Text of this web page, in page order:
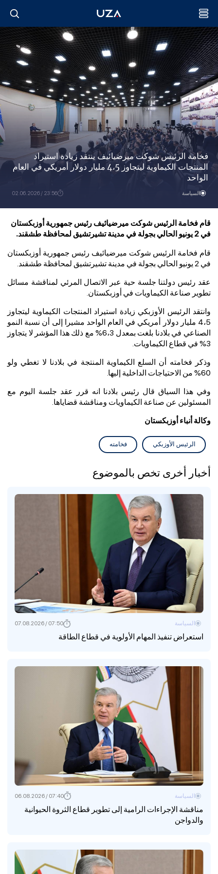
فخامة الرئيس شوكت ميرضيائيف ينتقد زيادة استيراد
المنتجات الكيماوية ليتجاوز 4،5 مليار دولار أمريكي في العام
الواحد
السياسة 23:56 / 02.06.2026
قام فخامة الرئيس شوكت ميرضيائيف رئيس جمهورية أوزبكستان
في 2 يونيو الحالي بجولة في مدينة تشيرتشيق لمحافظة طشقند.
قام فخامة الرئيس شوكت ميرضيائيف رئيس جمهورية أوزبكستان
في 2 يونيو الحالي بجولة في مدينة تشيرتشيق لمحافظة طشقند.
عقد رئيس دولتنا جلسة حية عبر الاتصال المرئي لمناقشة مسائل
تطوير صناعة الكيماويات في أوزبكستان.
وانتقد الرئيس الأوزبكي زيادة استيراد المنتجات الكيماوية ليتجاوز
4،5 مليار دولار أمريكي في العام الواحد مشيرا إلى أن نسبة النمو
الصناعي في بلادنا بلغت بمعدل 6،3% مع ذلك هذا المؤشر لا يتجاوز
3% في قطاع الكيماويات.
وذكر فخامته أن السلع الكيماوية المنتجة في بلادنا لا تغطي ولو
60% من الاحتياجات الداخلية إليها.
وفي هذا السياق قال رئيس بلادنا انه قرر عقد جلسة اليوم مع
المسئولين عن صناعة الكيماويات ومناقشة قضاياها.
وكالة أنباء أوزبكستان
الرئيس الأوزبكي فخامته
أخبار أخرى تخص بالموضوع
استعراض تنفيذ المهام الأولوية في قطاع الطاقة
السياسة 07:50 / 07.08.2026
مناقشة الإجراءات الرامية إلى تطوير قطاع الثروة الحيوانية
والدواجن
السياسة 07:40 / 06.08.2026